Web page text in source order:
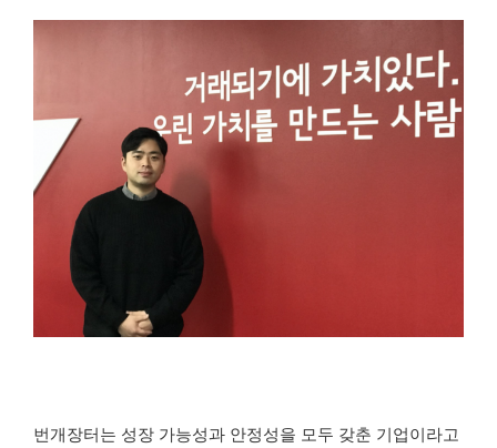
번개장터는 성장 가능성과 안정성을 모두 갖춘 기업이라고